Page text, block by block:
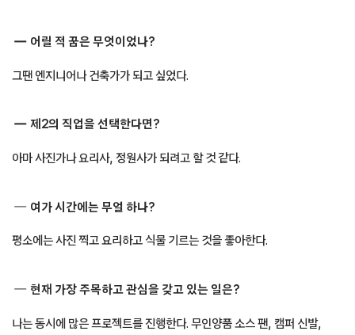
어릴 적 꿈은 무엇이었나?
그땐 엔지니어나 건축가가 되고 싶었다.
제2의 직업을 선택한다면?
아마 사진가나 요리사, 정원사가 되려고 할 것 같다.
여가 시간에는 무얼 하나?
평소에는 사진 찍고 요리하고 식물 기르는 것을 좋아한다.
현재 가장 주목하고 관심을 갖고 있는 일은?
나는 동시에 많은 프로젝트를 진행한다. 무인양품 소스 팬, 캠퍼 신발,